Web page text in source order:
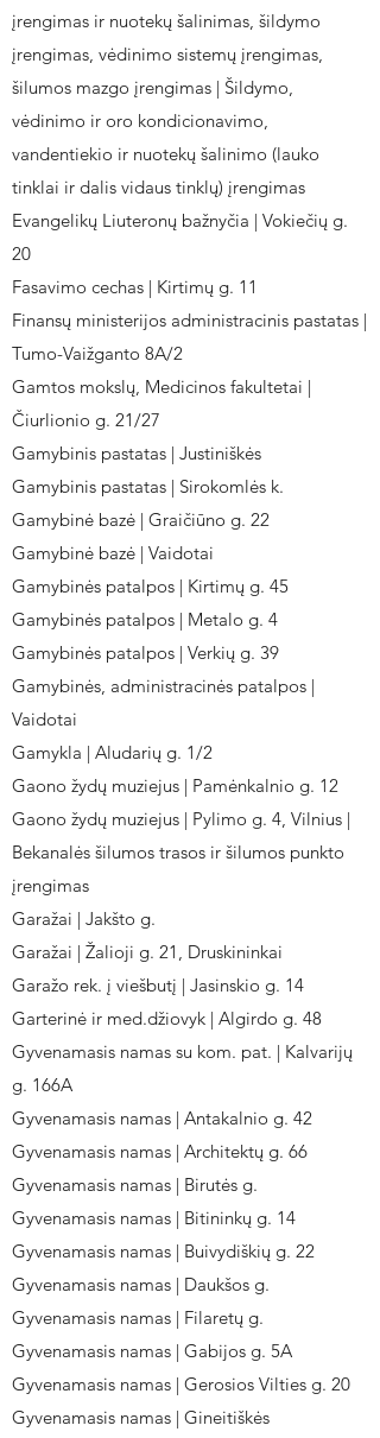
įrengimas ir nuotekų šalinimas, šildymo
įrengimas, vėdinimo sistemų įrengimas,
šilumos mazgo įrengimas | Šildymo,
vėdinimo ir oro kondicionavimo,
vandentiekio ir nuotekų šalinimo (lauko
tinklai ir dalis vidaus tinklų) įrengimas
Evangelikų Liuteronų bažnyčia | Vokiečių g.
20
Fasavimo cechas | Kirtimų g. 11
Finansų ministerijos administracinis pastatas |
Tumo-Vaižganto 8A/2
Gamtos mokslų, Medicinos fakultetai |
Čiurlionio g. 21/27
Gamybinis pastatas | Justiniškės
Gamybinis pastatas | Sirokomlės k.
Gamybinė bazė | Graičiūno g. 22
Gamybinė bazė | Vaidotai
Gamybinės patalpos | Kirtimų g. 45
Gamybinės patalpos | Metalo g. 4
Gamybinės patalpos | Verkių g. 39
Gamybinės, administracinės patalpos |
Vaidotai
Gamykla | Aludarių g. 1/2
Gaono žydų muziejus | Pamėnkalnio g. 12
Gaono žydų muziejus | Pylimo g. 4, Vilnius |
Bekanalės šilumos trasos ir šilumos punkto
įrengimas
Garažai | Jakšto g.
Garažai | Žalioji g. 21, Druskininkai
Garažo rek. į viešbutį | Jasinskio g. 14
Garterinė ir med.džiovyk | Algirdo g. 48
Gyvenamasis namas su kom. pat. | Kalvarijų
g. 166A
Gyvenamasis namas | Antakalnio g. 42
Gyvenamasis namas | Architektų g. 66
Gyvenamasis namas | Birutės g.
Gyvenamasis namas | Bitininkų g. 14
Gyvenamasis namas | Buivydiškių g. 22
Gyvenamasis namas | Daukšos g.
Gyvenamasis namas | Filaretų g.
Gyvenamasis namas | Gabijos g. 5A
Gyvenamasis namas | Gerosios Vilties g. 20
Gyvenamasis namas | Gineitiškės